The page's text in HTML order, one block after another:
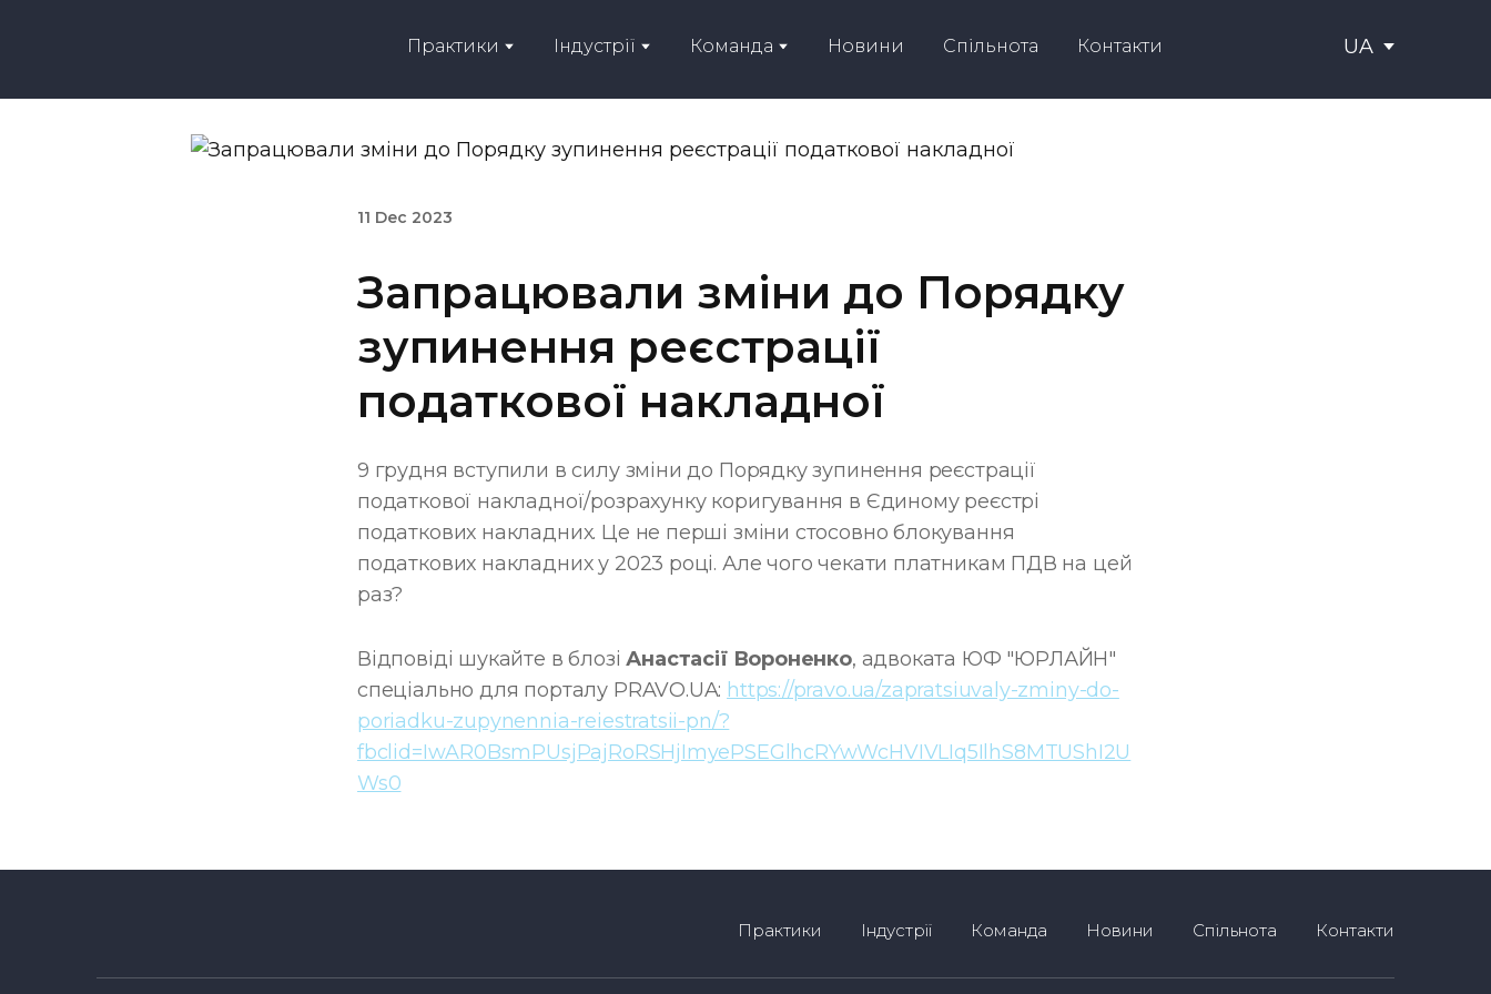
Практики Індустрії Команда Новини Спільнота Контакти UA
11 Dec 2023
Запрацювали зміни до Порядку
зупинення реєстрації
податкової накладної
9 грудня вступили в силу зміни до Порядку зупинення реєстрації
податкової накладної/розрахунку коригування в Єдиному реєстрі
податкових накладних. Це не перші зміни стосовно блокування
податкових накладних у 2023 році. Але чого чекати платникам ПДВ на цей
раз?
Відповіді шукайте в блозіАнастасії Вороненко, адвоката ЮФ "ЮРЛАЙН"
спеціально для порталу PRAVO.UA: https://pravo.ua/zapratsiuvaly-zminy-do-
poriadku-zupynennia-reiestratsii-pn/?
fbclid=IwAR0BsmPUsjPajRoRSHjImyePSEGlhcRYwWcHVIVLIq5IlhS8MTUShI2U
Ws0
Практики Індустрії Команда Новини Спільнота Контакти